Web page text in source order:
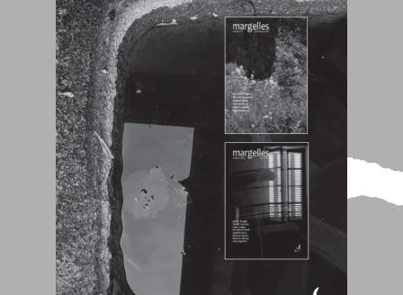
Auteurs et Contributeurs
Benoît Sudreau
Claude Caroly
Daniel Leuwers
dialogues – traduction bilingue
Fabrice Magniez